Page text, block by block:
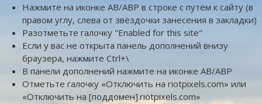
Нажмите на иконке AB/ABP в строке с путём к сайту (в
правом углу, слева от звёздочки занесения в закладки)
Разотметьте галочку "Enabled for this site"
Если у вас не открыта панель дополнений внизу
браузера, нажмите Ctrl+\
В панели дополнений нажмите на иконке AB/ABP
Отметьте галочку «Отключить на riotpixels.com» или
«Отключить на [поддомен].riotpixels.com»